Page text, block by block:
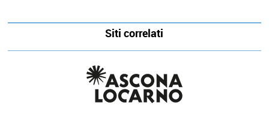
Siti correlati